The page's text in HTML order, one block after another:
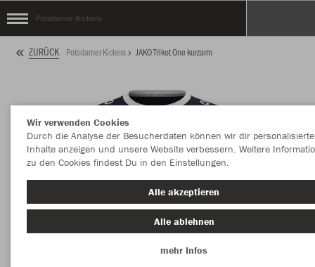
Potsdamer Kickers
ZURÜCK Potsdamer Kickers JAKO Trikot One kurzarm
Wir verwenden Cookies
Durch die Analyse der Besucherdaten können wir dir personalisierte
Inhalte anzeigen und unsere Website verbessern. Weitere
zu den Cookies findest Du in den Einstellungen.
Alle akzeptieren
Alle ablehnen
mehr Infos